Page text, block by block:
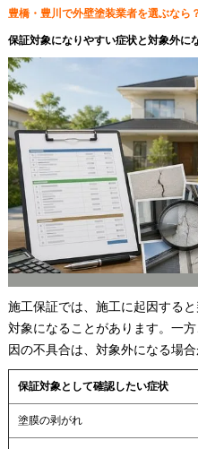
豊橋・豊川で外壁塗装業者を選ぶなら
保証対象になりやすい症状と対象外に
施工保証では、施工に起因する
対象になることがあります。一
因の不具合は、対象外になる場合
保証対象として確認したい症状
塗膜の剥がれ